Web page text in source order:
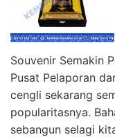
Souvenir Semakin
Pusat Pelaporan
cengli sekarang
popularitasnya.
sebangun selagi